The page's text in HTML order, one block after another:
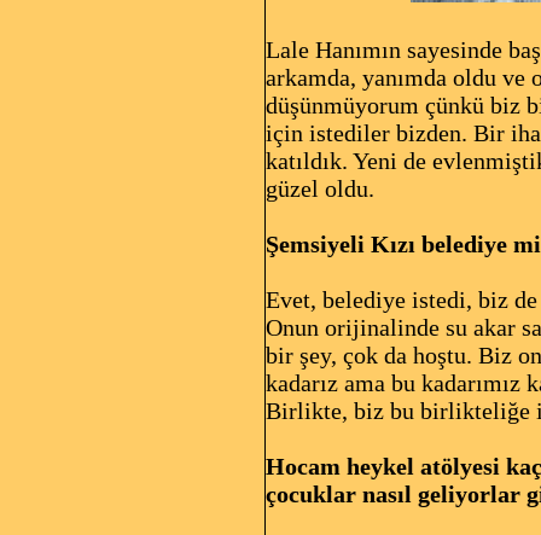
Lale Hanımın sayesinde
arkamda, yanımda oldu
düşünmüyorum çünkü biz
için istediler bizden. Bir
katıldık. Yeni de
güzel oldu.
Şemsiyeli Kızı belediye
Evet, belediye istedi, biz
Onun orijinalinde su akar
bir şey, çok da hoştu. Biz
kadarız ama bu
Birlikte, biz bu birlikteliğe
Hocam heykel atölyesi
çocuklar nasıl geliyorlar